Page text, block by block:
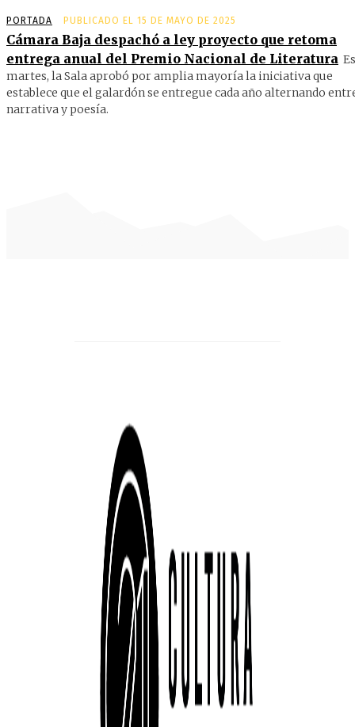
PORTADA PUBLICADO EL 15 DE MAYO DE 2025
Cámara Baja despachó a ley proyecto que retoma
entrega anual del Premio Nacional de Literatura
martes, la Sala aprobó por amplia mayoría la iniciativa que
establece que el galardón se entregue cada año alternando
narrativa y poesía.